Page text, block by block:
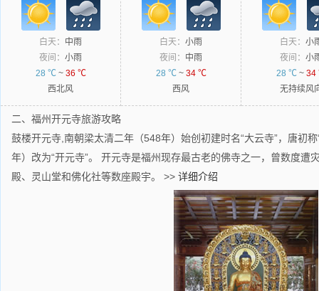
白天： 中雨
夜间： 小雨
28 ℃~ 36 ℃
西北风
白天： 小雨
夜间： 中雨
28 ℃~ 34 ℃
西风
白天： 小
夜间： 小
28 ℃~
无持续风
二、福州开元寺旅游攻略
鼓楼开元寺,南朝梁太清二年（548年）始创初建时名“大云寺”，唐初
年）改为“开元寺”。 开元寺是福州现存最古老的佛寺之一，曾数度遭
殿、灵山堂和佛化社等数座殿宇。 >> 详细介绍